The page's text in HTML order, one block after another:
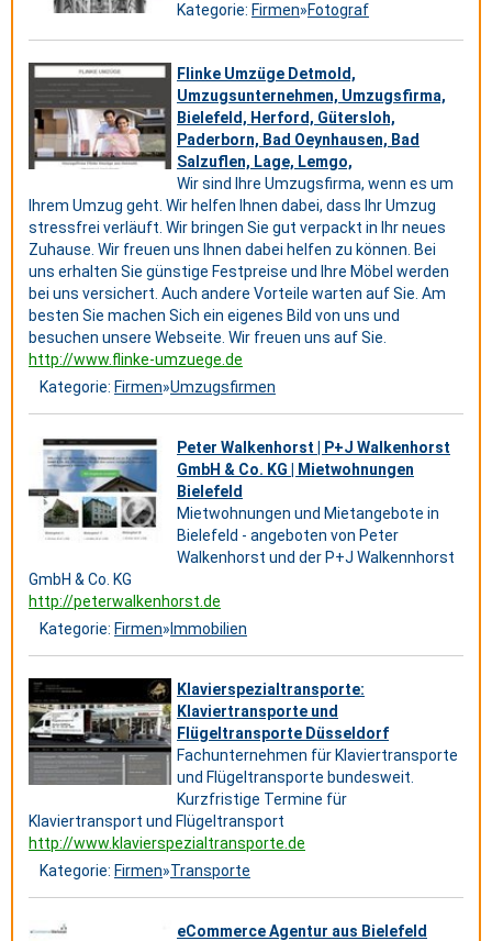
Kategorie: Firmen»Fotograf
Flinke Umzüge Detmold,
Umzugsunternehmen, Umzugsfirma,
Bielefeld, Herford, Gütersloh,
Paderborn, Bad Oeynhausen, Bad
Salzuflen, Lage, Lemgo,
Wir sind Ihre Umzugsfirma, wenn es um
Ihrem Umzug geht. Wir helfen Ihnen dabei, dass Ihr Umzug
stressfrei verläuft. Wir bringen Sie gut verpackt in Ihr neues
Zuhause. Wir freuen uns Ihnen dabei helfen zu können. Bei
uns erhalten Sie günstige Festpreise und Ihre Möbel werden
bei uns versichert. Auch andere Vorteile warten auf Sie. Am
besten Sie machen Sich ein eigenes Bild von uns und
besuchen unsere Webseite. Wir freuen uns auf Sie.
http://www.flinke-umzuege.de
Kategorie: Firmen»Umzugsfirmen
Peter Walkenhorst | P+J Walkenhorst
GmbH & Co. KG | Mietwohnungen
Bielefeld
Mietwohnungen und Mietangebote in
Bielefeld - angeboten von Peter
Walkenhorst und der P+J Walkennhorst
GmbH & Co. KG
http://peterwalkenhorst.de
Kategorie: Firmen»Immobilien
Klavierspezialtransporte:
Klaviertransporte und
Flügeltransporte Düsseldorf
Fachunternehmen für Klaviertransporte
und Flügeltransporte bundesweit.
Kurzfristige Termine für
Klaviertransport und Flügeltransport
http://www.klavierspezialtransporte.de
Kategorie: Firmen»Transporte
eCommerce Agentur aus Bielefeld